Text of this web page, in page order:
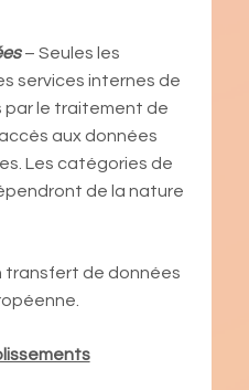
– Seules les
services internes de
par le traitement de
aux données
Les catégories de
de la nature
transfert de données